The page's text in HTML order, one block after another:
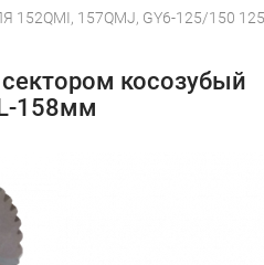
157QMJ, GY6-125/150
косозубый
158мм